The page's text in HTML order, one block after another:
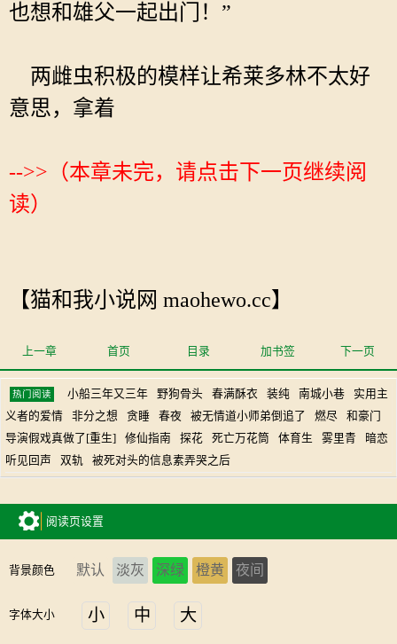
也想和雄父一起出门！”
两雌虫积极的模样让希莱多林不太好
意思，拿着
-->>（本章未完，请点击下一页继续阅
读）
【猫和我小说网 maohewo.cc】
上一章 首页 目录 加书签 下一页
热门阅读 小船三年又三年 野狗骨头 春满酥衣 装纯 南城小巷
实用主
义者的爱情
非分之想 贪睡 春夜 被无情道小师弟倒追了 燃尽
和豪门
导演假戏真做了[重生]
修仙指南 探花 死亡万花筒 体育生 雾里青
暗恋
听见回声
双轨 被死对头的信息素弄哭之后
阅读页设置
背景颜色 默认 淡灰 深绿 橙黄 夜间
字体大小 小 中 大